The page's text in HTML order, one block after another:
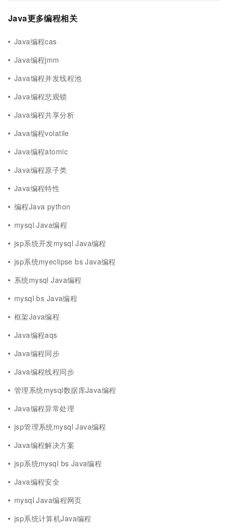
Java更多编程相关
Java编程cas
Java编程jmm
Java编程并发线程池
Java编程悲观锁
Java编程共享分析
Java编程volatile
Java编程atomic
Java编程原子类
Java编程特性
编程Java python
mysql Java编程
jsp系统开发mysql Java编程
jsp系统myeclipse bs Java编程
系统mysql Java编程
mysql bs Java编程
框架Java编程
Java编程aqs
Java编程同步
Java编程线程同步
管理系统mysql数据库Java编程
Java编程异常处理
jsp管理系统mysql Java编程
Java编程解决方案
jsp系统mysql bs Java编程
Java编程安全
mysql Java编程网页
jsp系统计算机Java编程